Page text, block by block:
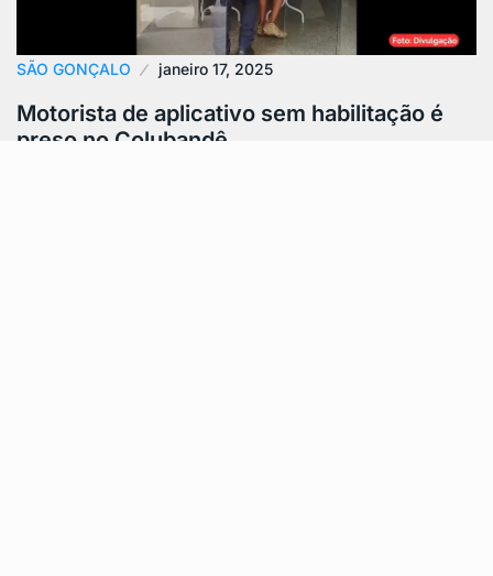
SÃO GONÇALO janeiro 17, 2025
Motorista de aplicativo sem habilitação é
preso no Colubandê